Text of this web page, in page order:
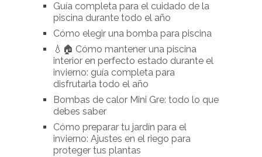
Guía completa para el cuidado de la
piscina durante todo el año
Cómo elegir una bomba para piscina
💧🏠 Cómo mantener una piscina
interior en perfecto estado durante el
invierno: guía completa para
disfrutarla todo el año
Bombas de calor Mini Gre: todo lo que
debes saber
Cómo preparar tu jardín para el
invierno: Ajustes en el riego para
proteger tus plantas